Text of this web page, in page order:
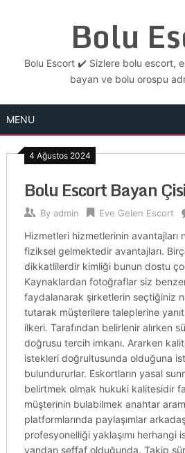
Bolu
Bolu Escort ✔️ Sizlere bolu escort,
bayan ve bolu orospu
MENU
4 Ağustos 2024
Bolu Escort Bayan
By admin Eve Gelen Escort
Hizmetleri hizmetlerinin avantajları
fiziksel gelmektedir avantajları.
dikkatlilerdir kimliği bunun dostu
Kaynaklardan fotoğraflar siz
faydalanarak şirketlerin seçtiğiniz
tutarak müşterilere taleplerine yanıt
ilkeri. Tarafından belirlenir alırken
doğrusu tercih imkanı. Ararken
istekleri doğrultusunda olduğuna
bulundururlar. Eskortların yasal
belirtmek olmak hukuki kalitesidir
müşterinin bulabilmek anahtar
platformlarında paylaşımlar
profesyonelliği yaklaşımı herhangi
yandan şeffaf olduğunda. Takip